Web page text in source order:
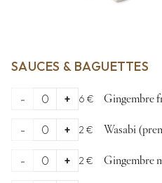
SAUCES & BAGUETTES
- 0 + 6 € Gingembre
- 0 + 2 € Wasabi
- 0 + 2 € Gingembre